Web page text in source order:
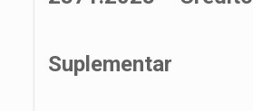
Suplementar